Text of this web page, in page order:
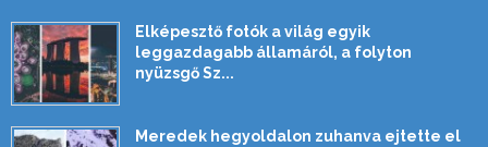
Elképesztő fotók a világ egyik
leggazdagabb államáról, a folyton
nyüzsgő Sz...
Meredek hegyoldalon zuhanva ejtette el